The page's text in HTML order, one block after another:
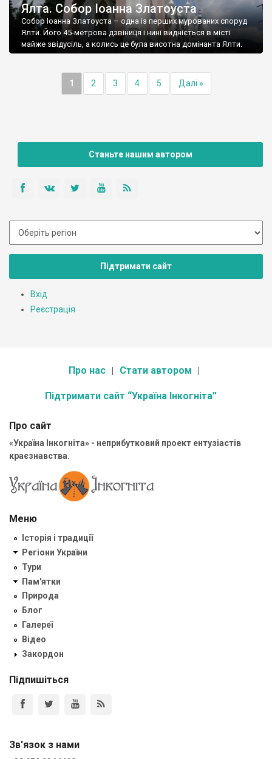
Ялта. Собор Іоанна Златоуста
Собор Іоанна Златоуста – одна із перших мурованих споруд
Ялти. Його 45-метрова дзвіниця і нині видніється в місті
майже звідусіль, а колись це була висотна домінанта Ялти.
1 2 3 4 5 Далі »
Станьте нашим автором
Підтримати сайт
Вхід
Реєстрація
Про нас Стати автором
Підтримати сайт “Україна Інкогніта”
Про сайт
«Україна Інкогніта» - неприбутковий проект ентузіастів
краєзнавства.
Меню
Історія і традиції
Регіони України
Тури
Пам'ятки
Природа
Блог
Галереї
Відео
Закордон
Підпишіться
Зв'язок з нами